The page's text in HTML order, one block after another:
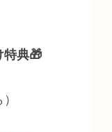
特典🎁